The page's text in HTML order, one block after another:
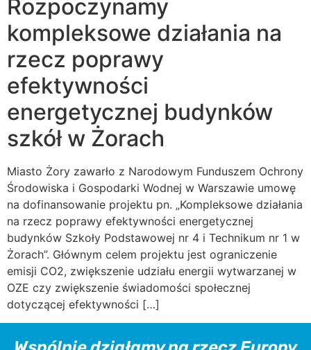
Rozpoczynamy
kompleksowe działania na
rzecz poprawy
efektywności
energetycznej budynków
szkół w Żorach
Miasto Żory zawarło z Narodowym Funduszem Ochrony
Środowiska i Gospodarki Wodnej w Warszawie umowę
na dofinansowanie projektu pn. „Kompleksowe działania
na rzecz poprawy efektywności energetycznej
budynków Szkoły Podstawowej nr 4 i Technikum nr 1 w
Żorach”. Głównym celem projektu jest ograniczenie
emisji CO2, zwiększenie udziału energii wytwarzanej w
OZE czy zwiększenie świadomości społecznej
dotyczącej efektywności […]